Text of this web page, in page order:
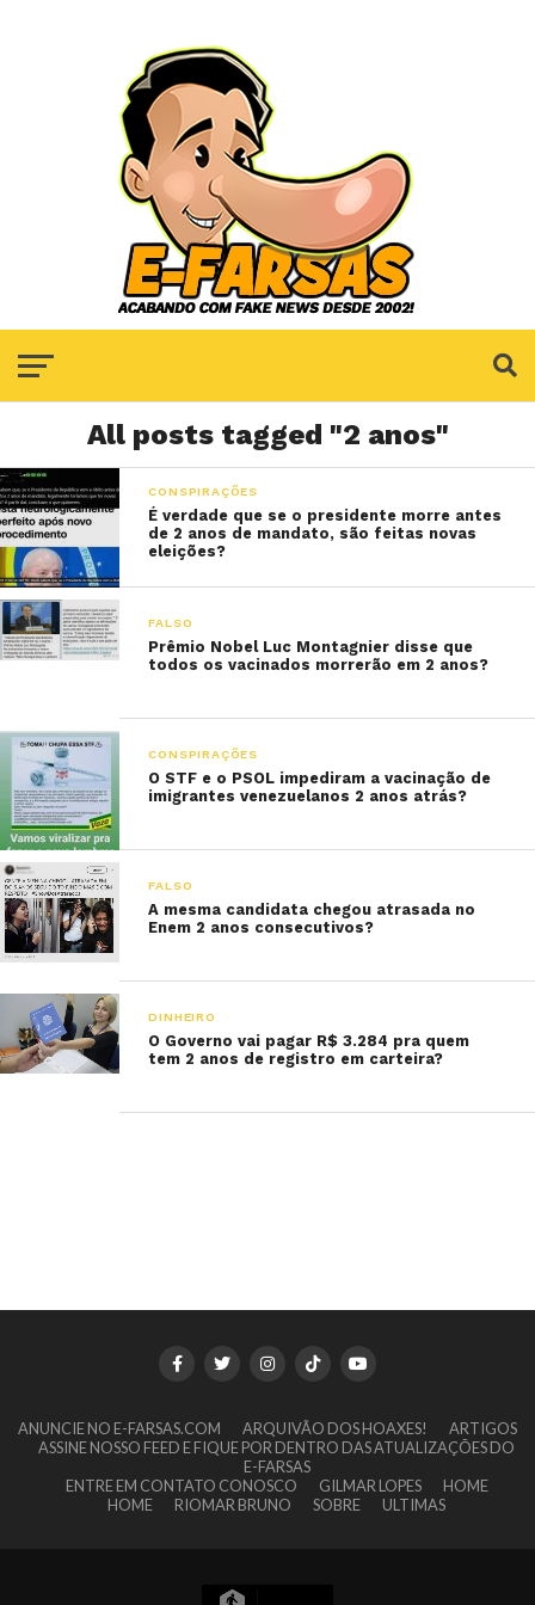
All posts tagged "2 anos"
CONSPIRAÇÕES
É verdade que se o presidente morre antes
de 2 anos de mandato, são feitas novas
eleições?
FALSO
Prêmio Nobel Luc Montagnier disse que
todos os vacinados morrerão em 2 anos?
CONSPIRAÇÕES
O STF e o PSOL impediram a vacinação de
imigrantes venezuelanos 2 anos atrás?
FALSO
A mesma candidata chegou atrasada no
Enem 2 anos consecutivos?
DINHEIRO
O Governo vai pagar R$ 3.284 pra quem
tem 2 anos de registro em carteira?
ANUNCIE NO E-FARSAS.COM ARQUIVÃO DOS HOAXES!
ARTIGOS
ASSINE NOSSO FEED E FIQUE POR DENTRO DAS ATUALIZAÇÕES DO
E-FARSAS
ENTRE EM CONTATO CONOSCO
GILMAR LOPES
HOME
HOME
RIOMAR BRUNO SOBRE ULTIMAS